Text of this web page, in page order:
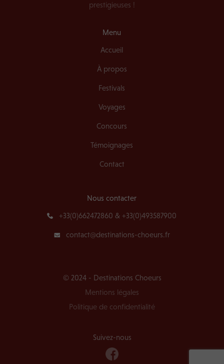
prestigieuses !
Menu
Accueil
À propos
Festivals
Voyages
Concours
Témoignages
Contact
Nous contacter
+33(0)662472860 & +33(0)493587900
contact@destinations-choeurs.fr
© 2024 - Destinations Choeurs
Mentions légales
Politique de confidentialité
Suivez-nous